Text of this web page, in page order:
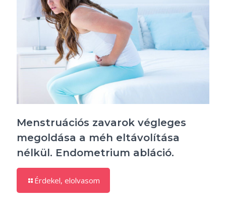
Menstruációs zavarok végleges
megoldása a méh eltávolítása
nélkül. Endometrium abláció.
Érdekel, elolvasom